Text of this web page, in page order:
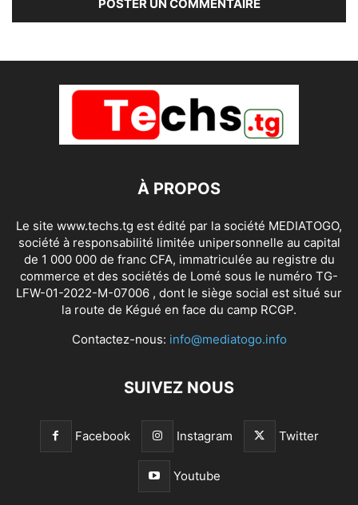
À PROPOS
Le site www.techs.tg est édité par la société MEDIATOGO,
société à responsabilité limitée unipersonnelle au capital
de 1 000 000 de franc CFA, immatriculée au registre du
commerce et des sociétés de Lomé sous le numéro TG-
LFW-01-2022-M-07006 , dont le siège social est situé sur
la route de Kégué en face du camp RCGP.
Contactez-nous: info@mediatogo.info
SUIVEZ NOUS
Facebook Instagram Twitter
Youtube